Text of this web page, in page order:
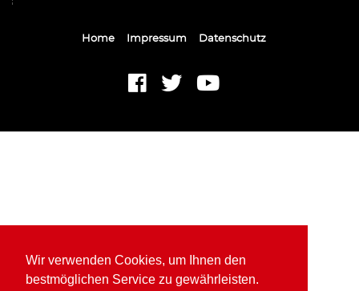
Wir verwenden Cookies, um Ihnen den
bestmöglichen Service zu gewährleisten.
Home Impressum Datenschutz